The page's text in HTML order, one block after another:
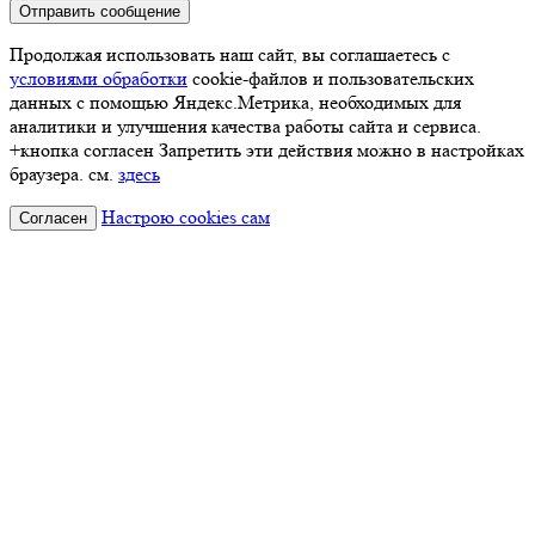
Отправить сообщение
Продолжая использовать наш сайт, вы соглашаетесь с
условиями обработки cookie-файлов и пользовательских
данных с помощью Яндекс.Метрика, необходимых для
аналитики и улучшения качества работы сайта и сервиса.
+кнопка согласен Запретить эти действия можно в настройках
браузера. см. здесь
Согласен Настрою cookies сам